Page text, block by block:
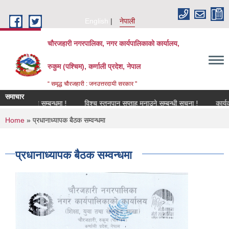
English
नेपाली
चौरजहारी नगरपालिका, नगर कार्यपालिकाको कार्यालय,
रुकुम (पश्चिम), कर्णाली प्रदेश, नेपाल
“ समृद्ध चौरजहारी : जनउत्तरदायी सरकार "
समाचार
सम्बन्धमा !
विश्च स्तनपान सप्ताह मनाउने सम्बन्धी सूचना ! कार्यक्रममा
You are here
Home » प्रधानाध्यापक बैठक सम्वन्धमा
प्रधानाध्यापक बैठक सम्वन्धमा